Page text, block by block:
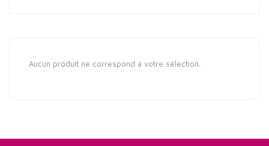
Aucun produit ne correspond à votre sélection.